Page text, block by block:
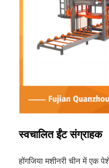
स्वचालित ईंट संग्राहक
होंगजिया मशीनरी चीन में एक